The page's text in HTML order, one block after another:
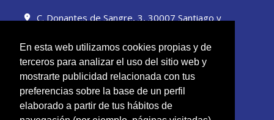
En esta web utilizamos cookies propias y de
terceros para analizar el uso del sitio web y
mostrarte publicidad relacionada con tus
preferencias sobre la base de un perfil
elaborado a partir de tus hábitos de
C. Donantes de Sangre, 3, 30007 Santiago y
clinica@dentalmedics.es
968 13 50 89
Lunes a Viernes: 10:00 a 20:00